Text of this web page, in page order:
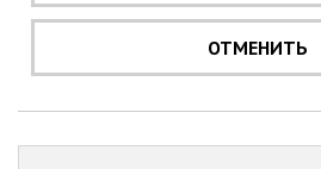
ОТМЕНИТЬ